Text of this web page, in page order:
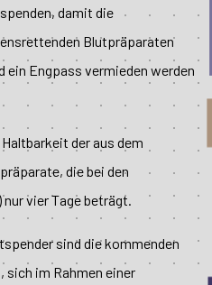
damit die
Blutpräparaten
Engpass vermieden werden
der aus dem
die bei den
vier Tage beträgt.
sind die kommenden
sich im Rahmen einer